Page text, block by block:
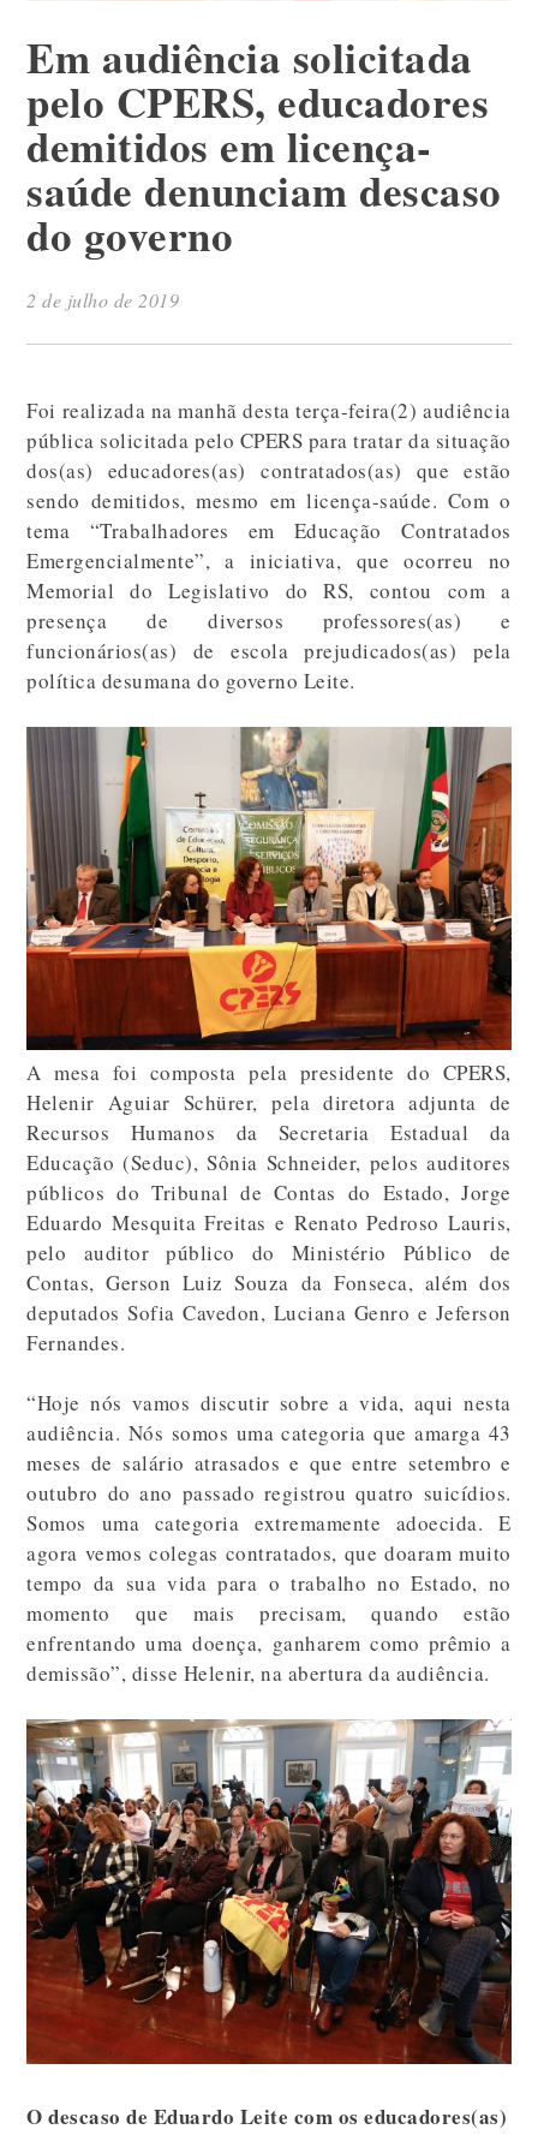
Em audiência solicitada
pelo CPERS, educadores
demitidos em licença-
saúde denunciam descaso
do governo
2 de julho de 2019
Foi realizada na manhã desta terça-feira(2) audiência
pública solicitada pelo CPERS para tratar da situação
dos(as) educadores(as) contratados(as) que estão
sendo demitidos, mesmo em licença-saúde. Com o
tema “Trabalhadores em Educação Contratados
Emergencialmente”, a iniciativa, que ocorreu no
Memorial do Legislativo do RS, contou com a
presença de diversos professores(as) e
funcionários(as) de escola prejudicados(as) pela
política desumana do governo Leite.
A mesa foi composta pela presidente do CPERS,
Helenir Aguiar Schürer, pela diretora adjunta de
Recursos Humanos da Secretaria Estadual da
Educação (Seduc), Sônia Schneider, pelos auditores
públicos do Tribunal de Contas do Estado, Jorge
Eduardo Mesquita Freitas e Renato Pedroso Lauris,
pelo auditor público do Ministério Público de
Contas, Gerson Luiz Souza da Fonseca, além dos
deputados Sofia Cavedon, Luciana Genro e Jeferson
Fernandes.
“Hoje nós vamos discutir sobre a vida, aqui nesta
audiência. Nós somos uma categoria que amarga 43
meses de salário atrasados e que entre setembro e
outubro do ano passado registrou quatro suicídios.
Somos uma categoria extremamente adoecida. E
agora vemos colegas contratados, que doaram muito
tempo da sua vida para o trabalho no Estado, no
momento que mais precisam, quando estão
enfrentando uma doença, ganharem como prêmio a
demissão”, disse Helenir, na abertura da audiência.
O descaso de Eduardo Leite com os educadores(as)